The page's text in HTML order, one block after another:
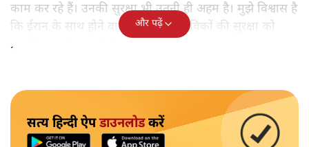
काम कर रहे हैं। उनकी सुरक्षा भी उतनी ही अहम है। मुझे विश्वास है
कि ईरान के साथ होने वाले समझौते में नाविकों की सुरक्षा को
प्राथमिकता दी जाएगी।'
और पढ़ें
सत्य हिन्दी ऐपडाउनलोडकरें